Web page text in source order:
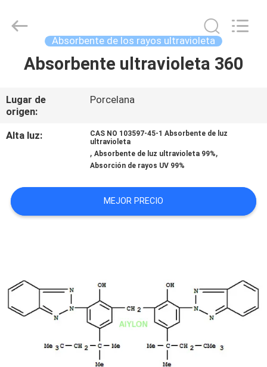
PRODUCTOS
SOBRE
RECORRIDO
POR
LA
COMPANY
LIMITED.
Absorbente de los rayos ultravioleta
Absorbente ultravioleta 360
Lugar de
origen:
Porcelana
Alta luz:
CAS NO 103597-45-1 Absorbente de luz
ultravioleta
,Absorbente de luz ultravioleta 99%,
Absorción de rayos UV 99%
MEJOR PRECIO